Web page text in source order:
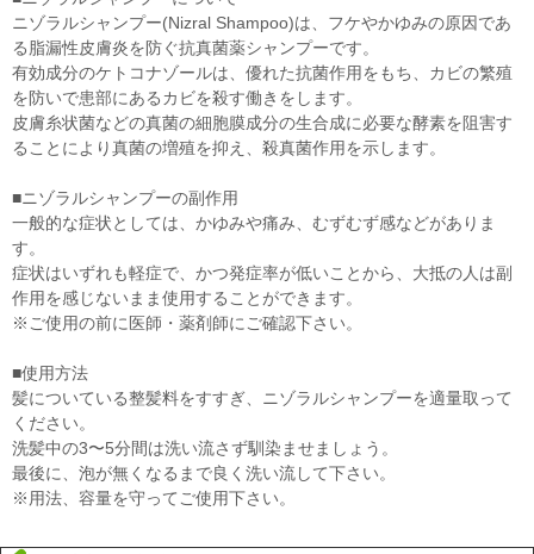
ニゾラルシャンプー(Nizral Shampoo)は、フケやかゆみの原因であ
る脂漏性皮膚炎を防ぐ抗真菌薬シャンプーです。
有効成分のケトコナゾールは、優れた抗菌作用をもち、カビの繁殖
を防いで患部にあるカビを殺す働きをします。
皮膚糸状菌などの真菌の細胞膜成分の生合成に必要な酵素を阻害す
ることにより真菌の増殖を抑え、殺真菌作用を示します。
■ニゾラルシャンプーの副作用
一般的な症状としては、かゆみや痛み、むずむず感などがありま
す。
症状はいずれも軽症で、かつ発症率が低いことから、大抵の人は副
作用を感じないまま使用することができます。
※ご使用の前に医師・薬剤師にご確認下さい。
■使用方法
髪についている整髪料をすすぎ、ニゾラルシャンプーを適量取って
ください。
洗髪中の3〜5分間は洗い流さず馴染ませましょう。
最後に、泡が無くなるまで良く洗い流して下さい。
※用法、容量を守ってご使用下さい。